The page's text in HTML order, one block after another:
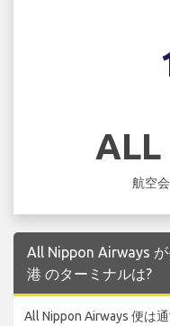
ALL
航空
All Nippon Airways
港 のターミナルは?
All Nippon Airways 便は通